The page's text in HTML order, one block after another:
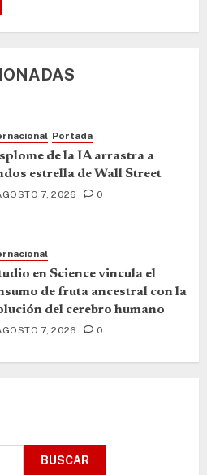
Portada
de la IA arrastra a
estrella de Wall Street
7, 2026 0
en Science vincula el
de fruta ancestral con la
del cerebro humano
7, 2026 0
BUSCAR